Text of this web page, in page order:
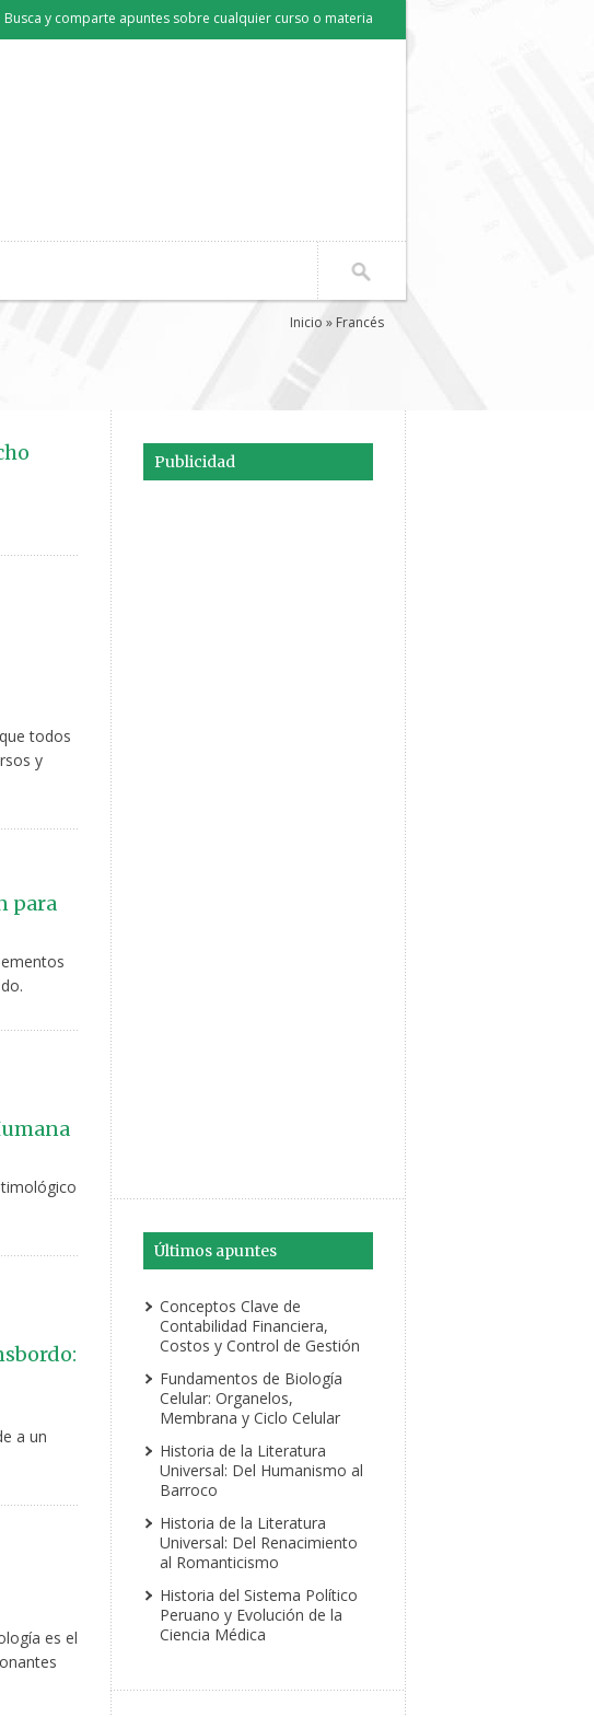
Busca y comparte apuntes sobre cualquier curso o materia
Inicio » Francés
todos
y
para
a un
es el
Publicidad
Últimos apuntes
Conceptos Clave de
Contabilidad Financiera,
Costos y Control de Gestión
Fundamentos de Biología
Celular: Organelos,
Membrana y Ciclo Celular
Historia de la Literatura
Universal: Del Humanismo al
Barroco
Historia de la Literatura
Universal: Del Renacimiento
al Romanticismo
Historia del Sistema Político
Peruano y Evolución de la
Ciencia Médica